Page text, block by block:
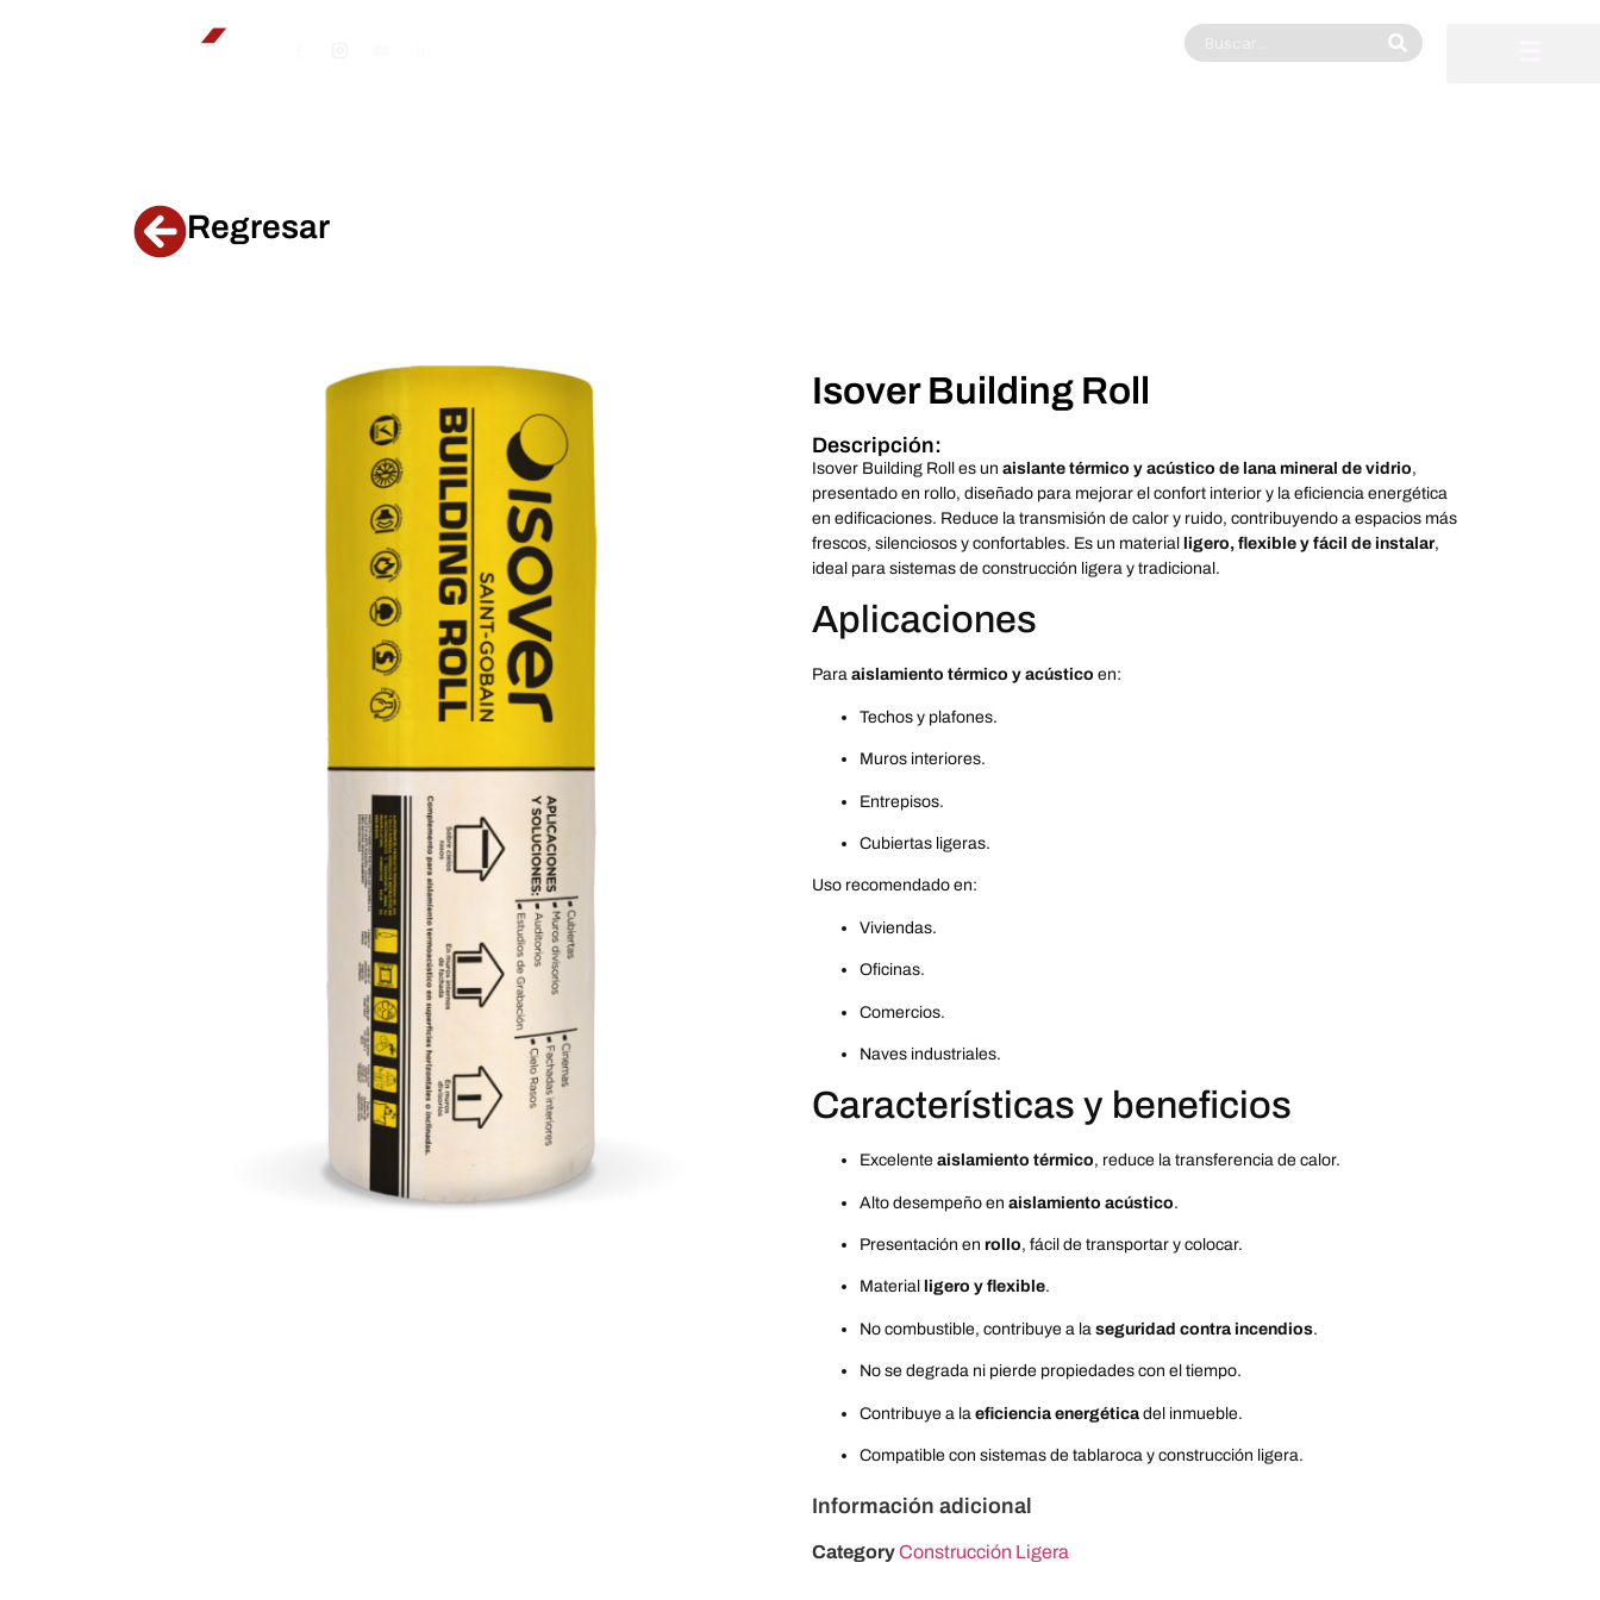
Regresar
Isover Building Roll
Descripción:
Isover Building Roll es un aislante térmico y acústico de lana mineral de vidrio,
presentado en rollo, diseñado para mejorar el confort interior y la eficiencia energética
en edificaciones. Reduce la transmisión de calor y ruido, contribuyendo a espacios más
frescos, silenciosos y confortables. Es un material
ligero, flexible y fácil de instalar,
ideal para sistemas de construcción ligera y tradicional.
Aplicaciones
Para aislamiento térmico y acústico en:
Techos y plafones.
Muros interiores.
Entrepisos.
Cubiertas ligeras.
Uso recomendado en:
Viviendas.
Oficinas.
Comercios.
Naves industriales.
Características y beneficios
Excelente aislamiento térmico, reduce la transferencia de calor.
Alto desempeño en aislamiento acústico.
Presentación en rollo, fácil de transportar y colocar.
Material ligero y flexible.
No combustible, contribuye a la seguridad contra incendios.
No se degrada ni pierde propiedades con el tiempo.
Contribuye a la eficiencia energética del inmueble.
Compatible con sistemas de tablaroca y construcción ligera.
Información adicional
CategoryConstrucción Ligera